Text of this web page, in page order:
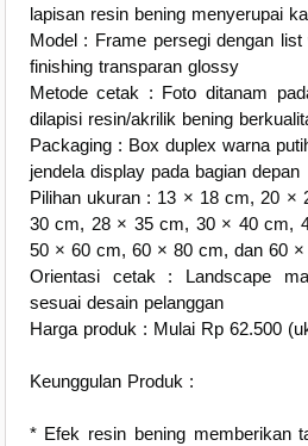
lapisan resin bening menyerupai
Model : Frame persegi dengan
finishing transparan glossy
Metode cetak : Foto ditanam
dilapisi resin/akrilik bening
Packaging : Box duplex warna
jendela display pada bagian depan
Pilihan ukuran : 13 × 18 cm, 20 ×
30 cm, 28 × 35 cm, 30 × 40 cm,
50 × 60 cm, 60 × 80 cm, dan 60
Orientasi cetak : Landscape
sesuai desain pelanggan
Harga produk : Mulai Rp 62.500
Keunggulan Produk :
* Efek resin bening memberikan